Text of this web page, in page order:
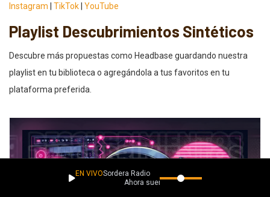
Instagram TikTok YouTube
Playlist Descubrimientos Sintéticos
Descubre más propuestas como Headbase guardando nuestra
playlist en tu biblioteca o agregándola a tus favoritos en tu
plataforma preferida.
EN VIVOSordera Radio
Ahora suena